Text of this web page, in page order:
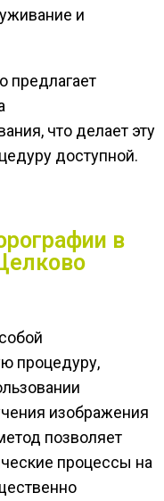
и
предлагает
что делает эту
доступной.
в
процедуру,
изображения
позволяет
процессы на